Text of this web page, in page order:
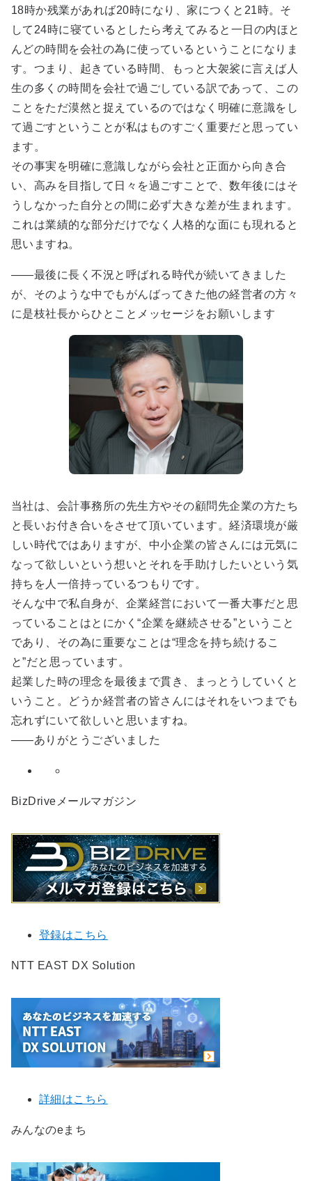
18時か残業があれば20時になり、家につくと21時。そ
して24時に寝ているとしたら考えてみると一日の内ほと
んどの時間を会社の為に使っているということになりま
す。つまり、起きている時間、もっと大袈裟に言えば人
生の多くの時間を会社で過ごしている訳であって、この
ことをただ漠然と捉えているのではなく明確に意識をし
て過ごすということが私はものすごく重要だと思ってい
ます。
その事実を明確に意識しながら会社と正面から向き合
い、高みを目指して日々を過ごすことで、数年後にはそ
うしなかった自分との間に必ず大きな差が生まれます。
これは業績的な部分だけでなく人格的な面にも現れると
思いますね。
――最後に長く不況と呼ばれる時代が続いてきました
が、そのような中でもがんばってきた他の経営者の方々
に是枝社長からひとことメッセージをお願いします
当社は、会計事務所の先生方やその顧問先企業の方たち
と長いお付き合いをさせて頂いています。経済環境が厳
しい時代ではありますが、中小企業の皆さんには元気に
なって欲しいという想いとそれを手助けしたいという気
持ちを人一倍持っているつもりです。
そんな中で私自身が、企業経営において一番大事だと思
っていることはとにかく“企業を継続させる”ということ
であり、その為に重要なことは“理念を持ち続けるこ
と”だと思っています。
起業した時の理念を最後まで貫き、まっとうしていくと
いうこと。どうか経営者の皆さんにはそれをいつまでも
忘れずにいて欲しいと思いますね。
――ありがとうございました
BizDriveメールマガジン
登録はこちら
NTT EAST DX Solution
詳細はこちら
みんなのeまち